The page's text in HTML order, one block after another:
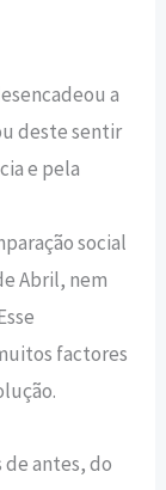
a
deste sentir
e pela
social
Abril, nem
factores
de antes, do